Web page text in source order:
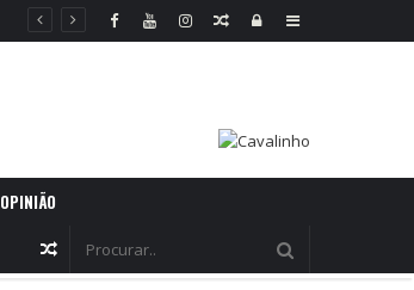
Sidebar
Log
Random
OPINIÃO
Random